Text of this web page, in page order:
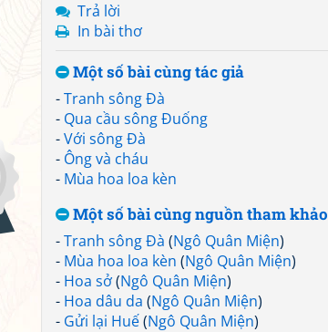
Trả lời
In bài thơ
Một số bài cùng tác giả
-Tranh sông Đà
- Qua cầu sông Đuống
-Với sông Đà
- Ông và cháu
- Mùa hoa loa kèn
Một số bài cùng nguồn tham khảo
-Tranh sông Đà (Ngô Quân Miện)
- Mùa hoa loa kèn (Ngô Quân Miện)
- Hoa sở(Ngô Quân Miện)
- Hoa dâu da (Ngô Quân Miện)
- Gửi lại Huế(Ngô Quân Miện)